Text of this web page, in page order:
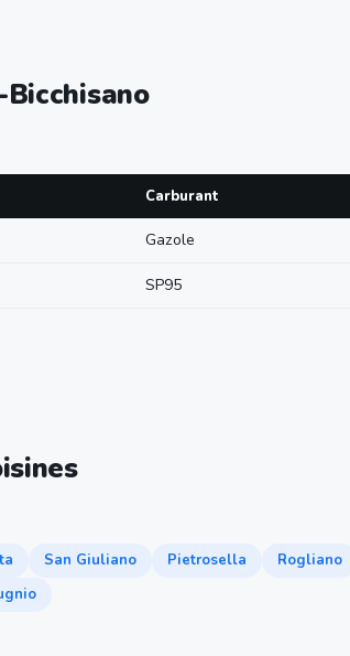
Carburant
Gazole
SP95
San Giuliano Pietrosella Rogliano